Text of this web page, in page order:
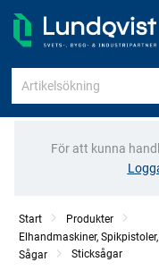
För att kunna
Start
Produkter
Elhandmaskiner,
Sågar
Sticksågar